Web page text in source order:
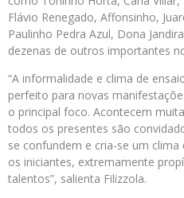
Flávio Renegado, Affonsinho,
Paulinho Pedra Azul, Dona
dezenas de outros importantes
“A informalidade e clima de
perfeito para novas
o principal foco. Acontecem
todos os presentes são
se confundem e cria-se um
os iniciantes, extremamente
talentos”, salienta Filizzola.